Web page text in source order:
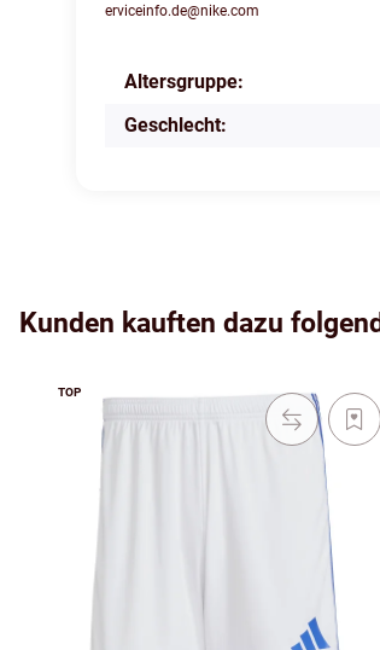
erviceinfo.de@nike.com
Produkteigenschaft
Wert
Altersgruppe:
Geschlecht:
Kunden kauften dazu
TOP